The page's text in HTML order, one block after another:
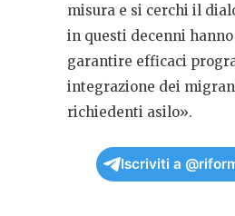
misura e si cerchi il
in questi decenni
garantire efficaci
integrazione dei
richiedenti asilo».
Iscriviti a